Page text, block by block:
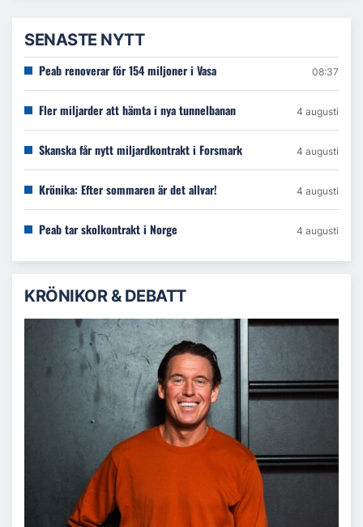
SENASTE NYTT
Peab renoverar för 154 miljoner i Vasa 08:37
Fler miljarder att hämta i nya tunnelbanan 4 augusti
Skanska får nytt miljardkontrakt i Forsmark 4 augusti
Krönika: Efter sommaren är det allvar! 4 augusti
Peab tar skolkontrakt i Norge 4 augusti
KRÖNIKOR & DEBATT